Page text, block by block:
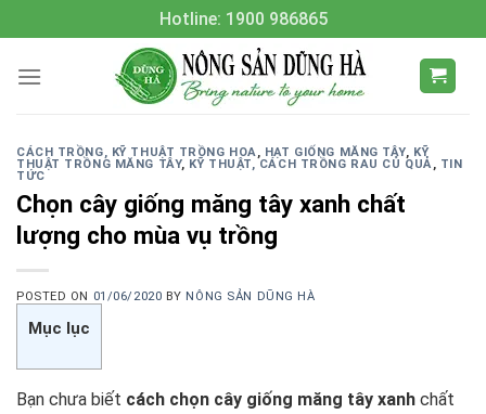
to
content
Hotline: 1900 986865
CÁCH TRỒNG, KỸ THUẬT TRỒNG HOA, HẠT GIỐNG MĂNG TÂY, KỸ
THUẬT TRỒNG MĂNG TÂY, KỸ THUẬT, CÁCH TRỒNG RAU CỦ QUẢ , TIN
TỨC
Chọn cây giống măng tây xanh chất
lượng cho mùa vụ trồng
POSTED ON 01/06/2020 BY NÔNG SẢN DŨNG HÀ
Mục lục
Bạn chưa biết cách chọn cây giống măng tây xanh chất